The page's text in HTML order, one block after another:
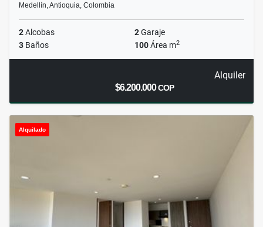
Medellín, Antioquia, Colombia
2Alcobas 2Garaje
3 Baños 100Área m2
Alquiler
$6.200.000COP
Alquilado